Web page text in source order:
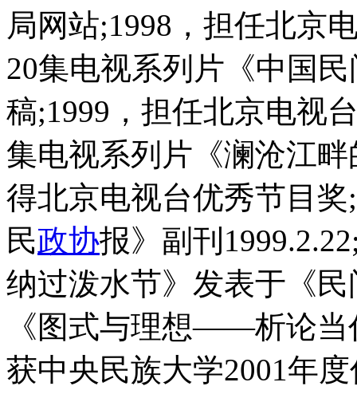
局网站;1998，担任北京
20集电视系列片《中国
稿;1999，担任北京电视
集电视系列片《澜沧江
得北京电视台优秀节目
民政协报》副刊
纳过泼水节》发表于《
《图式与理想——析论当
获中央民族大学2001年